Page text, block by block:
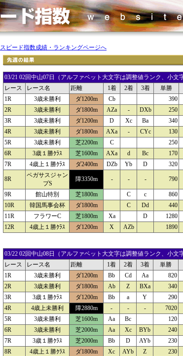
スピード指数成績・ランキングページへ
03/21 02回中山07日（アルファベット大文字は調整値ランク、小文
レース
レース名 距離 1着 2着 3着 単勝
1R
3歳未勝利 ダ1200m Cb 390
2R
3歳未勝利 ダ1800m AZa - DXb 250
3R
3歳未勝利 ダ1200m D Xc Ba 340
4R
3歳未勝利 ダ1800m AXa - CYc 130
5R
3歳未勝利 芝2200m C 250
6R
3歳１勝ｸﾗｽ 芝1600m AXa d Bc 170
7R
4歳上１勝ｸﾗｽ ダ2400m DZb Yb D 320
8R
ペガサスジャン
プS
障3350m - - - 790
9R 館山特別 芝1800m C c 860
10R
韓国馬事会杯 ダ1800m C Dd 440
11R
フラワーC 芝1800m Xa D 1280
12R
4歳上１勝ｸﾗｽ ダ1200m X AZb 1890
03/22 02回中山08日（アルファベット大文字は調整値ランク、小文
レース
レース名 距離 1着 2着 3着 単勝
1R
3歳未勝利 ダ1200m Bb Cd Aa 820
2R
3歳未勝利 ダ1800m Ab Z BXa 340
3R
3歳１勝ｸﾗｽ ダ1200m Bb a Y 290
4R
4歳上未勝利 障2880m - - - 7020
5R
3歳未勝利 芝1600m Aa Bc 120
6R
3歳未勝利 芝2000m Aa Xc BYb 240
7R
3歳１勝ｸﾗｽ 芝2000m Bb D AYb 230
8R
4歳上１勝ｸﾗｽ ダ1800m Xc AYb Z 230